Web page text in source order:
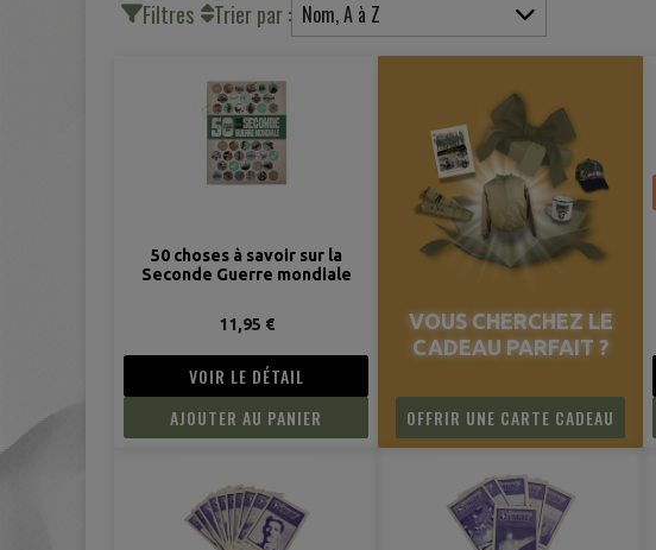
Filtres Trier par : Nom, A à Z
50 choses à savoir sur la
Seconde Guerre mondiale
11,95 €
VOIR LE DÉTAIL
AJOUTER AU PANIER
VOUS CHERCHEZ LE
CADEAU PARFAIT ?
OFFRIR UNE CARTE CADEAU